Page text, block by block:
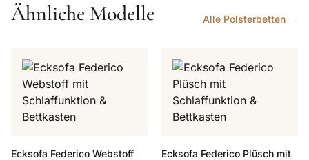
Ähnliche Modelle Alle Polsterbetten →
Ecksofa Federico Webstoff
Ecksofa Federico Plüsch mit